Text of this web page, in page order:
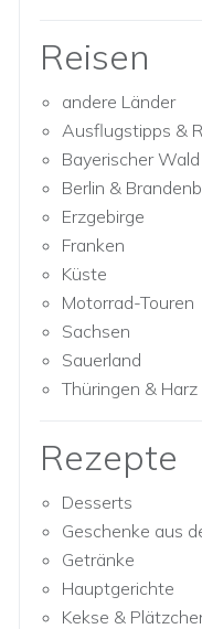
Reisen
andere Länder
Ausflugstipps &
Bayerischer Wald
Berlin &
Erzgebirge
Franken
Küste
Motorrad-Touren
Sachsen
Sauerland
Thüringen & Harz
Rezepte
Desserts
Geschenke aus
Getränke
Hauptgerichte
Kekse &